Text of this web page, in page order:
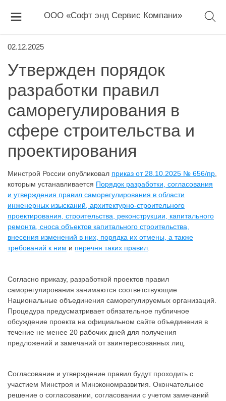
ООО «Софт энд Сервис Компани»
02.12.2025
Утвержден порядок
разработки правил
саморегулирования в
сфере строительства и
проектирования
Минстрой России опубликовал приказ от 28.10.2025 № 656/пр
которым устанавливается Порядок разработки, согласования
и утверждения правил саморегулирования в области
инженерных изысканий, архитектурно-строительного
проектирования, строительства, реконструкции, капитального
ремонта, сноса объектов капитального строительства,
внесения изменений в них, порядка их отмены, а также
требований к ним и перечня таких правил
Согласно приказу, разработкой проектов правил
саморегулирования занимаются соответствующие
Национальные объединения саморегулируемых организаций.
Процедура предусматривает обязательное публичное
обсуждение проекта на официальном сайте объединения в
течение не менее 20 рабочих дней для получения
предложений и замечаний от заинтересованных лиц.
Согласование и утверждение правил будут проходить с
участием Минстроя и Минэкономразвития. Окончательное
решение о согласовании, согласовании с учетом замечаний